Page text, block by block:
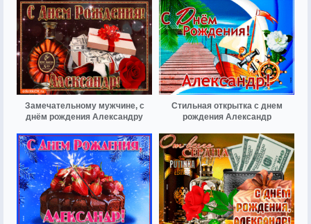
Замечательному мужчине, с
днём рождения Александру
Стильная открытка с днем
рождения Александр